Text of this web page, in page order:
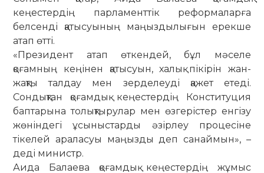
кеңестердің парламенттік реформаларға
белсенді қатысуының маңыздылығын ерекше
атап өтті.
«Президент атап өткендей, бұл мәселе
қоғамның кеңінен қатысуын, халық пікірін жан-
жақты талдау мен зерделеуді қажет етеді.
Сондықтан қоғамдық кеңестердің Конституция
баптарына толықтырулар мен өзгерістер енгізу
жөніндегі ұсыныстарды әзірлеу процесіне
тікелей араласуы маңызды деп санаймын», –
деді министр.
Аида Балаева қоғамдық кеңестердің жұмыс